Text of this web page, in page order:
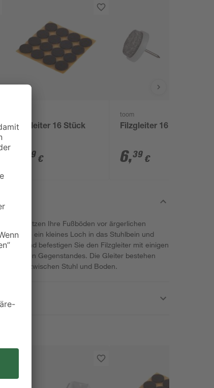
Filzgleiter 16 Stück
59 €
toom
Filzgleiter 16 Stück
6,39 €
schützen Ihre Fußböden vor ärgerlichen
ein kleines Loch in das Stuhlbein und
befestigen Sie den Filzgleiter mit einigen
stumpfen Gegenstandes. Die Gleiter bestehen
zwischen Stuhl und Boden.